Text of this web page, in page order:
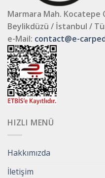
Marmara Mah. Kocatepe
Beylikdüzü / İstanbul /
e-Mail: contact@e-
HIZLI MENÜ
Hakkımızda
İletişim